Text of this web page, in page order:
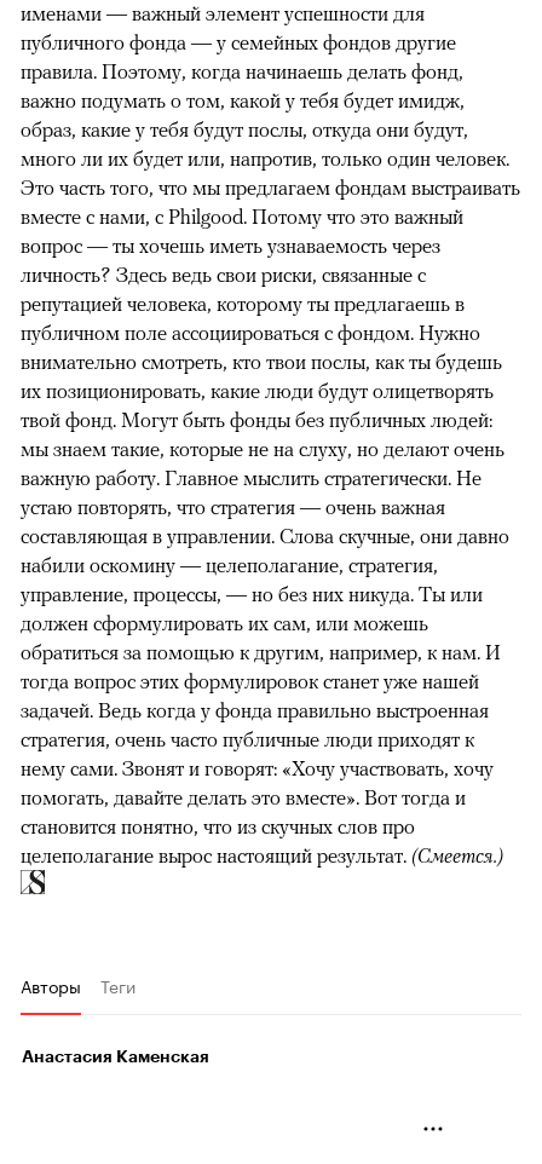
именами — важный элемент успешности для
публичного фонда — у семейных фондов другие
правила. Поэтому, когда начинаешь делать фонд,
важно подумать о том, какой у тебя будет имидж,
образ, какие у тебя будут послы, откуда они будут,
много ли их будет или, напротив, только один человек.
Это часть того, что мы предлагаем фондам выстраивать
вместе с нами, с Philgood. Потому что это важный
вопрос — ты хочешь иметь узнаваемость через
личность? Здесь ведь свои риски, связанные с
репутацией человека, которому ты предлагаешь в
публичном поле ассоциироваться с фондом. Нужно
внимательно смотреть, кто твои послы, как ты будешь
их позиционировать, какие люди будут олицетворять
твой фонд. Могут быть фонды без публичных людей:
мы знаем такие, которые не на слуху, но делают очень
важную работу. Главное мыслить стратегически. Не
устаю повторять, что стратегия — очень важная
составляющая в управлении. Слова скучные, они давно
набили оскомину — целеполагание, стратегия,
управление, процессы, — но без них никуда. Ты или
должен сформулировать их сам, или можешь
обратиться за помощью к другим, например, к нам. И
тогда вопрос этих формулировок станет уже нашей
задачей. Ведь когда у фонда правильно выстроенная
стратегия, очень часто публичные люди приходят к
нему сами. Звонят и говорят: «Хочу участвовать, хочу
помогать, давайте делать это вместе». Вот тогда и
становится понятно, что из скучных слов про
целеполагание вырос настоящий результат. (Смеется.)
Авторы Теги
Анастасия Каменская